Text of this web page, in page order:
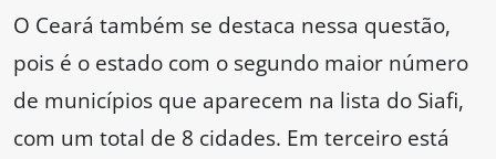
O Ceará também se destaca nessa questão,
pois é o estado com o segundo maior número
de municípios que aparecem na lista do Siafi,
com um total de 8 cidades. Em terceiro está